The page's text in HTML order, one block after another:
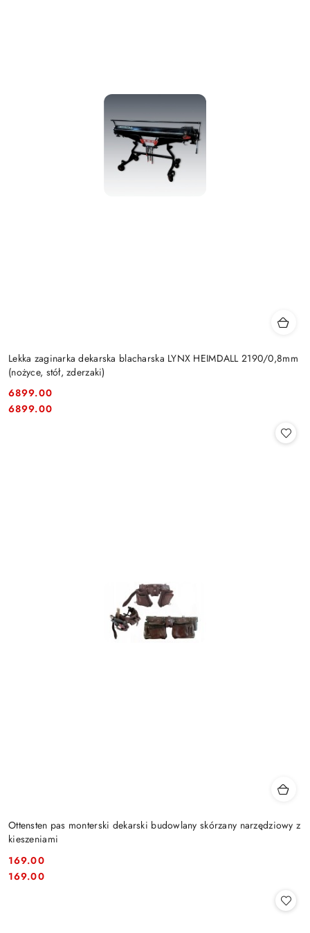
Lekka zaginarka dekarska blacharska LYNX HEIMDALL 2190/0,8mm
(nożyce, stół, zderzaki)
Cena:
6899.00
Cena:
6899.00
Ottensten pas monterski dekarski budowlany skórzany narzędziowy z
kieszeniami
Cena:
169.00
Cena:
169.00